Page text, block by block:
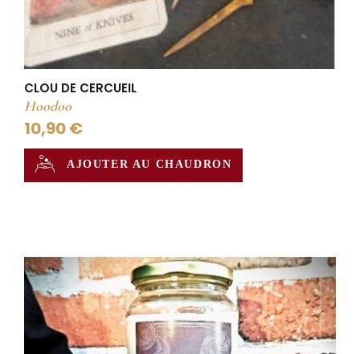
CLOU DE CERCUEIL
Hoodoo
10,90 €
AJOUTER AU CHAUDRON